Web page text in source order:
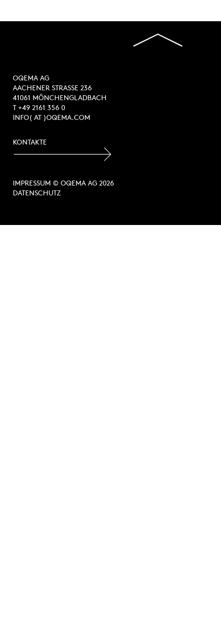
OQEMA AG
AACHENER STRASSE 236
41061 MÖNCHENGLADBACH
T +49 2161 356 0
INFO( AT )OQEMA.COM
KONTAKTE
IMPRESSUM © OQEMA AG 2026
DATENSCHUTZ